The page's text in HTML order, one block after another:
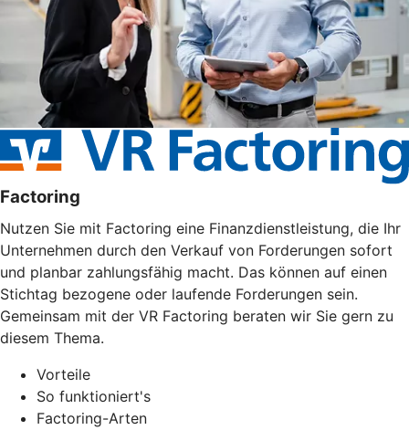
Factoring
Nutzen Sie mit Factoring eine Finanzdienstleistung, die Ihr
Unternehmen durch den Verkauf von Forderungen sofort
und planbar zahlungsfähig macht. Das können auf einen
Stichtag bezogene oder laufende Forderungen sein.
Gemeinsam mit der VR Factoring beraten wir Sie gern zu
diesem Thema.
Vorteile
So funktioniert's
Factoring-Arten